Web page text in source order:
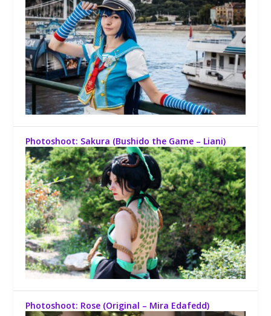
Photoshoot: Sakura (Bushido the Game – Liani)
Photoshoot: Rose (Original – Mira Edafedd)